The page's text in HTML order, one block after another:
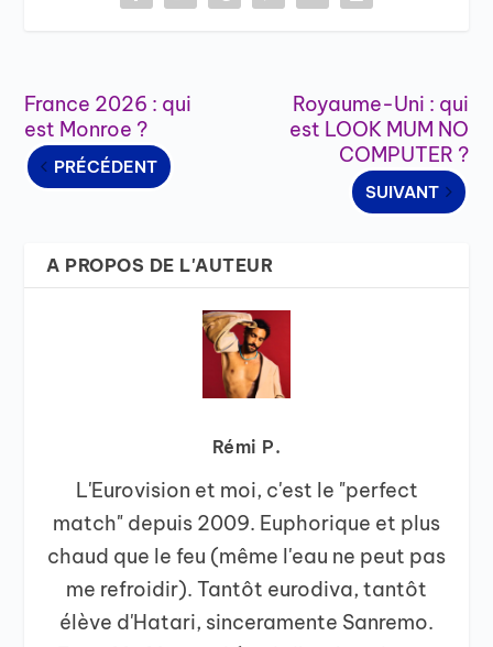
France 2026 : qui
est Monroe ?
PRÉCÉDENT
Royaume-Uni : qui
est LOOK MUM NO
COMPUTER ?
SUIVANT
A PROPOS DE L'AUTEUR
Rémi P.
L'Eurovision et moi, c'est le "perfect
match" depuis 2009. Euphorique et plus
chaud que le feu (même l'eau ne peut pas
me refroidir). Tantôt eurodiva, tantôt
élève d'Hatari, sinceramente Sanremo.